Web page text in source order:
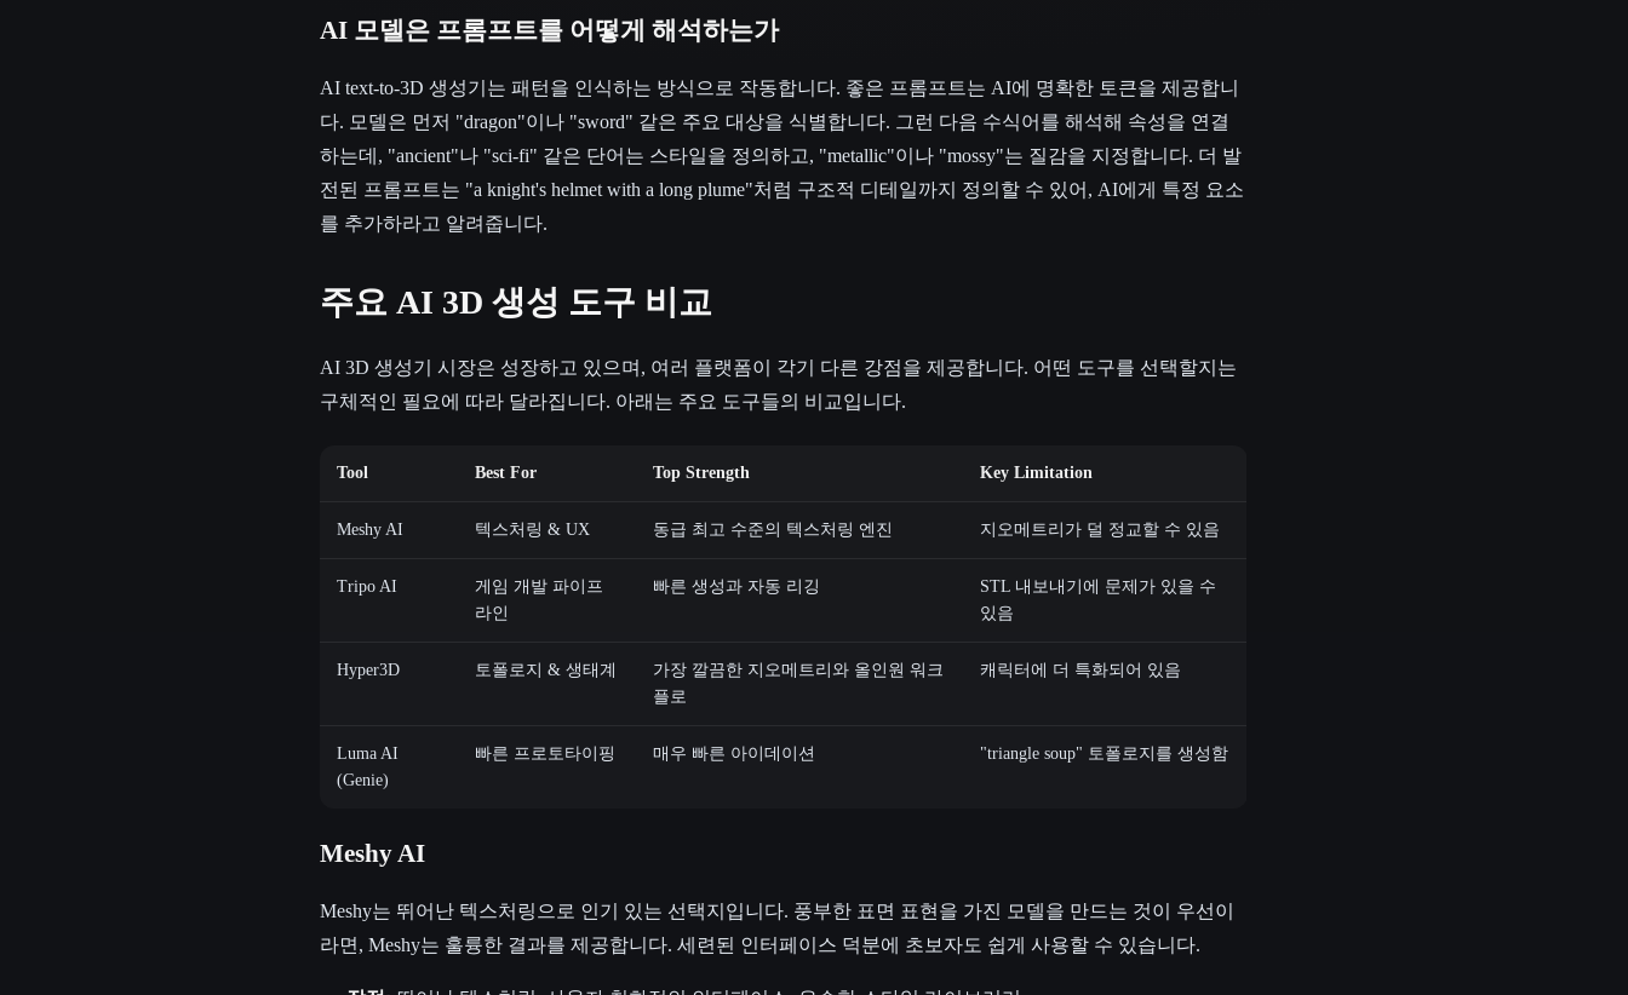
AI 모델은 프롬프트를 어떻게 해석하는가
AI text-to-3D 생성기는 패턴을 인식하는 방식으로 작동합니다. 좋은 프롬프트는 AI에 명확한 토큰을 제공합니
다. 모델은 먼저 "dragon"이나 "sword" 같은 주요 대상을 식별합니다. 그런 다음 수식어를 해석해 속성을 연결
하는데, "ancient"나 "sci-fi" 같은 단어는 스타일을 정의하고, "metallic"이나 "mossy"는 질감을 지정합니다. 더 발
전된 프롬프트는 "a knight's helmet with a long plume"처럼 구조적 디테일까지 정의할 수 있어, AI에게 특정 요소
를 추가하라고 알려줍니다.
주요 AI 3D 생성 도구 비교
AI 3D 생성기 시장은 성장하고 있으며, 여러 플랫폼이 각기 다른 강점을 제공합니다. 어떤 도구를 선택할지는
구체적인 필요에 따라 달라집니다. 아래는 주요 도구들의 비교입니다.
Tool Best For Top Strength Key Limitation
Meshy AI 텍스처링 & UX 동급 최고 수준의 텍스처링 엔진 지오메트리가 덜 정교할 수 있음
Tripo AI
게임 개발 파이프
라인
빠른 생성과 자동 리깅
STL 내보내기에 문제가 있을 수
있음
Hyper3D 토폴로지 & 생태계
가장 깔끔한 지오메트리와 올인원 워크
플로
캐릭터에 더 특화되어 있음
Luma AI
(Genie)
빠른 프로토타이핑 매우 빠른 아이데이션 "triangle soup" 토폴로지를 생성함
Meshy AI
Meshy는 뛰어난 텍스처링으로 인기 있는 선택지입니다. 풍부한 표면 표현을 가진 모델을 만드는 것이 우선이
라면, Meshy는 훌륭한 결과를 제공합니다. 세련된 인터페이스 덕분에 초보자도 쉽게 사용할 수 있습니다.